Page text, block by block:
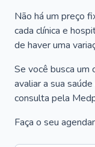
Não há um preço
cada clínica e
de haver uma
Se você busca um
avaliar a sua
consulta pela
Faça o seu